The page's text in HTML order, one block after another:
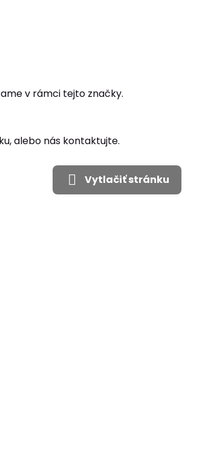
v rámci tejto značky.
alebo nás kontaktujte.
Vytlačiť stránku